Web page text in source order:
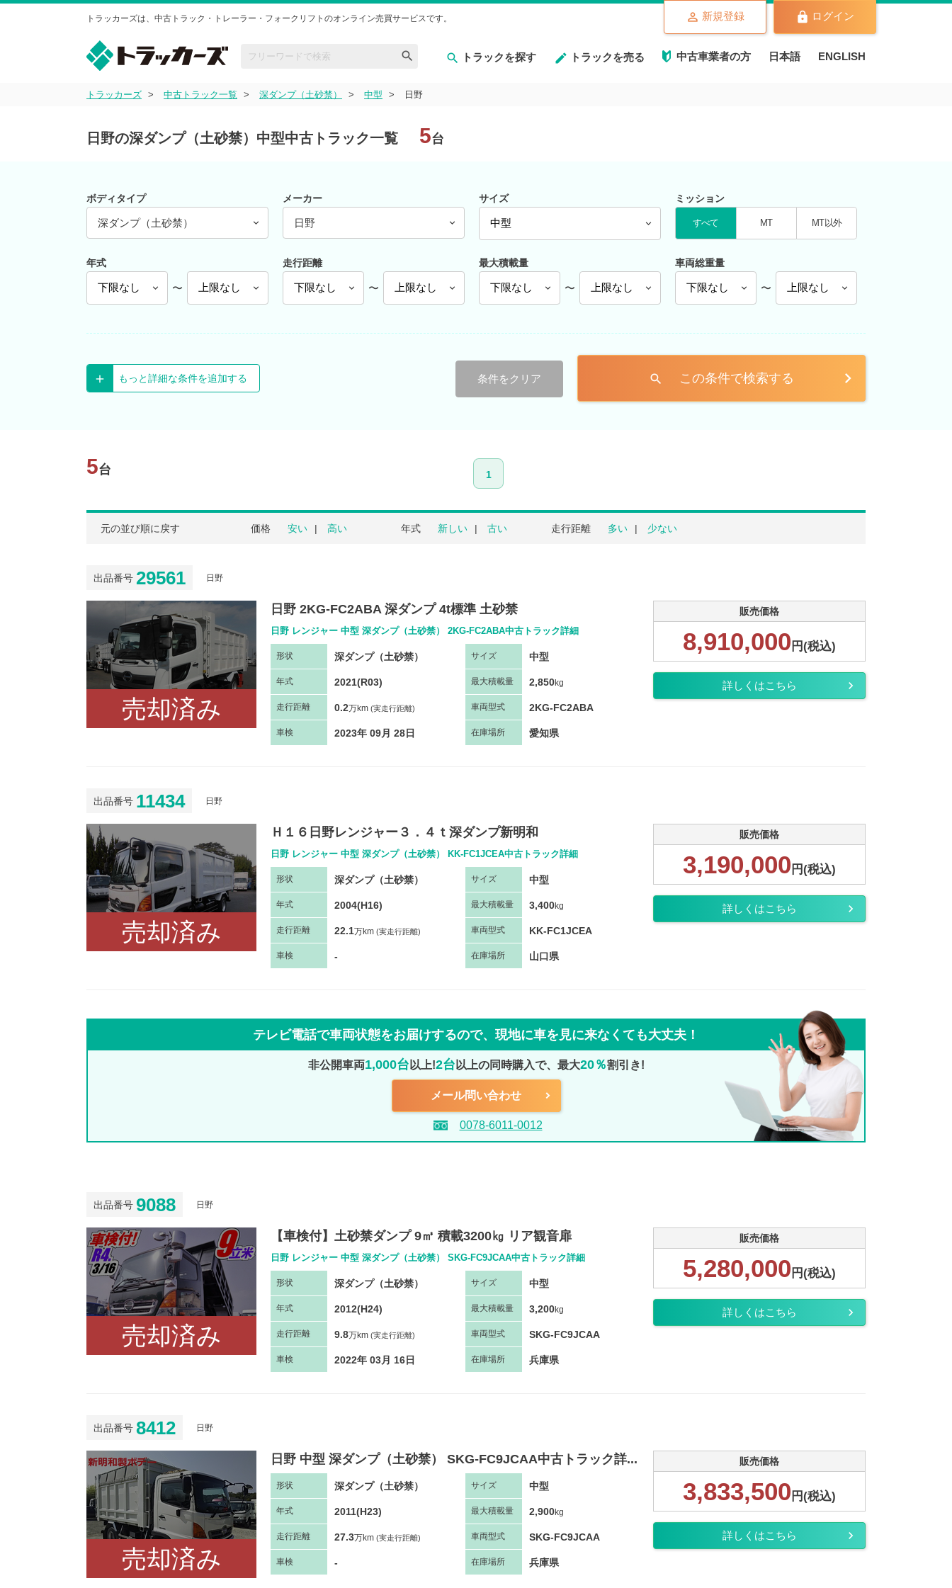
トラッカーズは、中古トラック・トレーラー・フォークリフトのオンライン売買サービスです。
トラックを探す トラックを売る 中古車業者の方 日本語 ENGLISH
新規登録 ログイン
トラッカーズ 中古トラック一覧 深ダンプ（土砂禁） 中型 日野
日野の深ダンプ（土砂禁）中型中古トラック一覧 5台
ボディタイプ
深ダンプ（土砂禁）
メーカー
日野
サイズ ミッション
すべて MT MT以外
年式
〜
走行距離
〜
最大積載量
〜
車両総重量
〜
もっと詳細な条件を追加する 条件をクリア search この条件で検索する
5台 1
元の並び順に戻す 価格 安い 高い 年式 新しい 古い 走行距離 多い 少ない
出品番号 29561 日野
売却済み
日野 2KG-FC2ABA 深ダンプ 4t標準 土砂禁
日野 レンジャー 中型 深ダンプ（土砂禁） 2KG-FC2ABA中古トラック詳細
形状 深ダンプ（土砂禁） サイズ 中型
年式 2021(R03) 最大積載量 2,850kg
走行距離 0.2万km (実走行距離) 車両型式 2KG-FC2ABA
車検 2023年 09月 28日 在庫場所 愛知県
販売価格
8,910,000 円(税込)
詳しくはこちら
出品番号 11434 日野
売却済み
Ｈ１６日野レンジャー３．４ｔ深ダンプ新明和
日野 レンジャー 中型 深ダンプ（土砂禁） KK-FC1JCEA中古トラック詳細
形状 深ダンプ（土砂禁） サイズ 中型
年式 2004(H16) 最大積載量 3,400kg
走行距離 22.1万km (実走行距離) 車両型式 KK-FC1JCEA
車検 - 在庫場所 山口県
販売価格
3,190,000 円(税込)
詳しくはこちら
テレビ電話で車両状態をお届けするので、 現地に車を見に来なくても大丈夫！
非公開車両1,000台 以上!2台 以上の同時購入で、最大20％割引き!
メール問い合わせ
0078-6011-0012
出品番号 9088 日野
売却済み
【車検付】土砂禁ダンプ 9㎥ 積載3200㎏ リア観音扉
日野 レンジャー 中型 深ダンプ（土砂禁） SKG-FC9JCAA中古トラック詳細
形状 深ダンプ（土砂禁） サイズ 中型
年式 2012(H24) 最大積載量 3,200kg
走行距離 9.8万km (実走行距離) 車両型式 SKG-FC9JCAA
車検 2022年 03月 16日 在庫場所 兵庫県
販売価格
5,280,000 円(税込)
詳しくはこちら
出品番号 8412 日野
売却済み
日野 中型 深ダンプ（土砂禁） SKG-FC9JCAA中古トラック詳...
形状 深ダンプ（土砂禁） サイズ 中型
年式 2011(H23) 最大積載量 2,900kg
走行距離 27.3万km (実走行距離) 車両型式 SKG-FC9JCAA
車検 - 在庫場所 兵庫県
販売価格
3,833,500 円(税込)
詳しくはこちら